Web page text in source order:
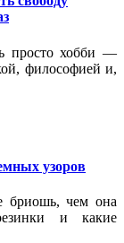
просто хобби —
философией и,
узоров
бриошь, чем она
и какие